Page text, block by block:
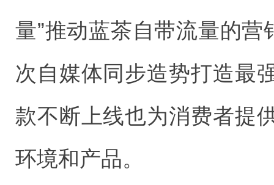
量”推动蓝茶自带流量的营
次自媒体同步造势打造最
款不断上线也为消费者提
环境和产品。